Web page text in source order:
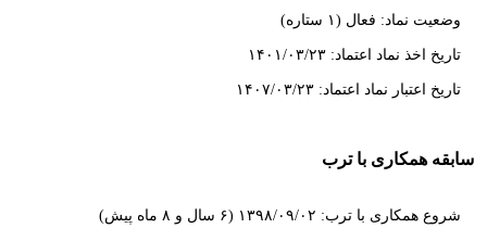
وضعیت نماد: فعال (۱ ستاره)
تاریخ اخذ نماد اعتماد: ۱۴۰۱/۰۳/۲۳
تاریخ اعتبار نماد اعتماد: ۱۴۰۷/۰۳/۲۳
سابقه همکاری با ترب
شروع همکاری با ترب: ۱۳۹۸/۰۹/۰۲ (۶ سال و ۸ ماه پیش)